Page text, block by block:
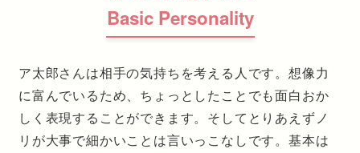
Basic Personality
ア太郎さんは相手の気持ちを考える人です。想像力
に富んでいるため、ちょっとしたことでも面白おか
しく表現することができます。そしてとりあえずノ
リが大事で細かいことは言いっこなしです。基本は